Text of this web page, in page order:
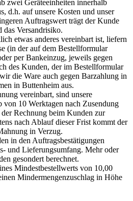
zwei Geräteeinheiten innerhalb
d.h. auf unsere Kosten und unser
Auftragswert trägt der Kunde
das Versandrisiko.
etwas anderes vereinbart ist, liefern
(in der auf dem Bestellformular
per Bankeinzug, jeweils gegen
des Kunden, der im Bestellformular
die Ware auch gegen Barzahlung in
in Buttenheim aus.
vereinbart, sind unsere
von 10 Werktagen nach Zusendung
Rechnung beim Kunden zur
nach Ablauf dieser Frist kommt der
in Verzug.
in den Auftragsbestätigungen
und Lieferungsumfang. Mehr oder
gesondert berechnet.
Mindestbestellwerts von 10,00
Mindermengenzuschlag in Höhe